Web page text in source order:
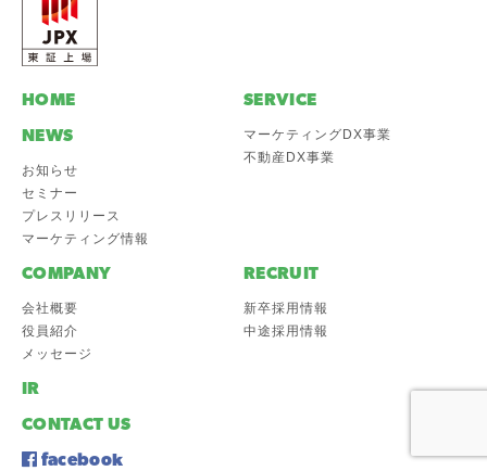
HOME
NEWS
お知らせ
セミナー
プレスリリース
マーケティング情報
SERVICE
マーケティングDX事業
不動産DX事業
COMPANY
会社概要
役員紹介
メッセージ
RECRUIT
新卒採用情報
中途採用情報
IR
CONTACT US
facebook